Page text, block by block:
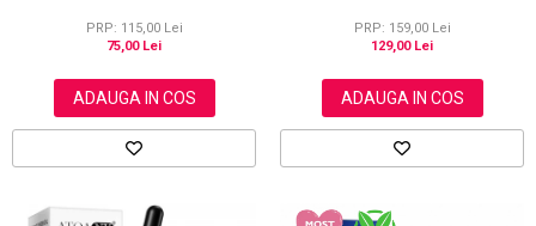
PRP: 115,00 Lei
75,00 Lei
ADAUGA IN COS
PRP: 159,00 Lei
129,00 Lei
ADAUGA IN COS